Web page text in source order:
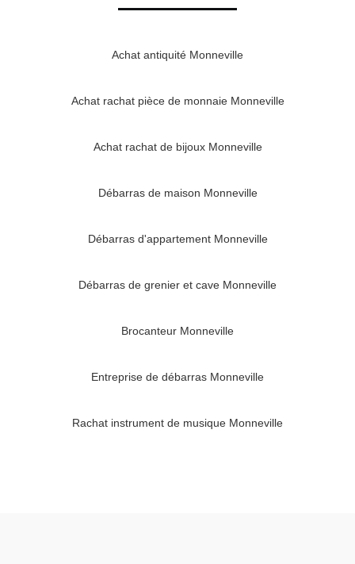
Achat antiquité Monneville
Achat rachat pièce de monnaie Monneville
Achat rachat de bijoux Monneville
Débarras de maison Monneville
Débarras d'appartement Monneville
Débarras de grenier et cave Monneville
Brocanteur Monneville
Entreprise de débarras Monneville
Rachat instrument de musique Monneville